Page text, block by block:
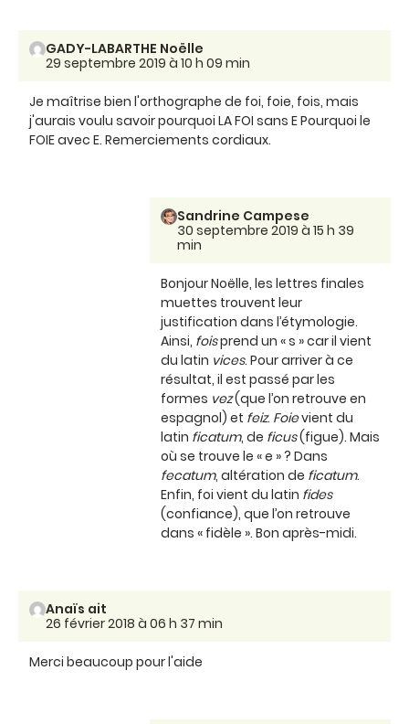
GADY-LABARTHE Noëlle
29 septembre 2019 à 10 h 09 min
Je maîtrise bien l'orthographe de foi, foie, fois, mais
j'aurais voulu savoir pourquoi LA FOI sans E Pourquoi le
FOIE avec E. Remerciements cordiaux.
Sandrine Campese
30 septembre 2019 à 15 h 39
min
Bonjour Noëlle, les lettres finales
muettes trouvent leur
justification dans l’étymologie.
Ainsi, foisprend un « s » car il vient
du latin vices. Pour arriver à ce
résultat, il est passé par les
formes vez(que l’on retrouve en
espagnol) et feiz. Foievient du
latin ficatum, de ficus(figue). Mais
où se trouve le « e » ? Dans
fecatum, altération de ficatum.
Enfin, foi vient du latin fides
(confiance), que l’on retrouve
dans « fidèle ». Bon après-midi.
Anaïs ait
26 février 2018 à 06 h 37 min
Merci beaucoup pour l'aide